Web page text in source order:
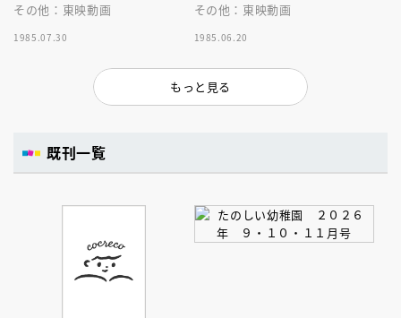
その他：東映動画
1985.07.30
その他：東映動画
1985.06.20
もっと見る
既刊一覧